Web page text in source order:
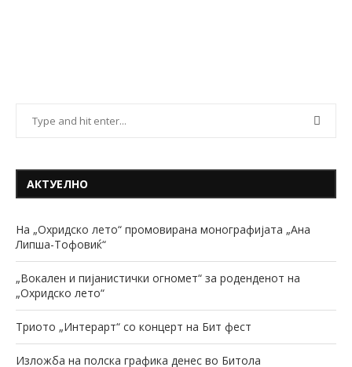
АКТУЕЛНО
На „Охридско лето“ промовирана монографијата „Ана
Липша-Тофовиќ“
„Вокален и пијанистички огномет“ за роденденот на
„Охридско лето“
Триото „Интерарт“ со концерт на Бит фест
Изложба на полска графика денес во Битола